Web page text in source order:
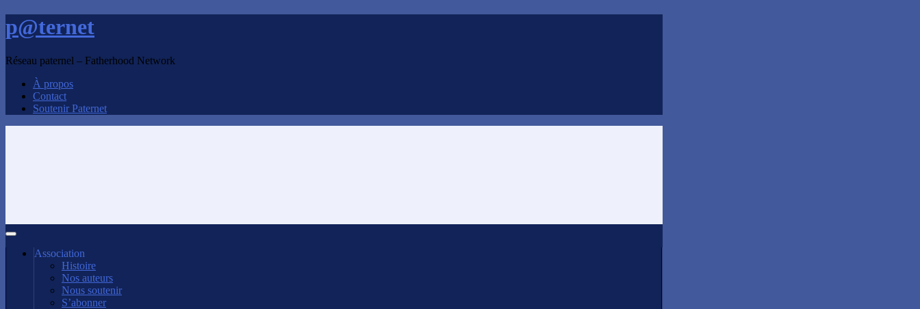
p@ternet
Réseau paternel – Fatherhood Network
À propos
Contact
Soutenir Paternet
Association
Histoire
Nos auteurs
Nous soutenir
S’abonner